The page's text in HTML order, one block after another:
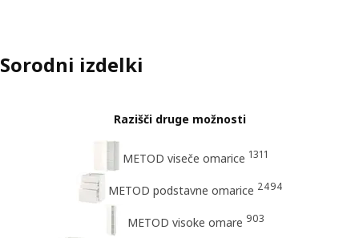
Sorodni izdelki
Razišči druge možnosti
METOD viseče omarice 1311
METOD podstavne omarice 2494
METOD visoke omare 903